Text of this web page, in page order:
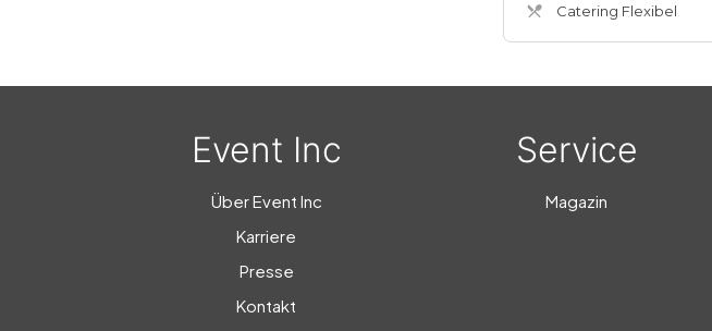
Catering Flexibel
Event Inc
Über Event Inc
Karriere
Presse
Kontakt
Service
Magazin